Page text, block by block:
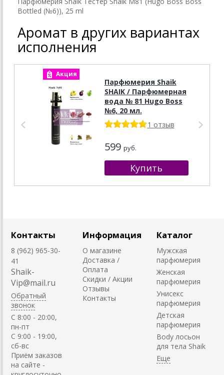
Bottled (№6)), 25 ml
Аромат в других вариантах
исполнения
Акция
Парфюмерия Shaik
SHAIK / Парфюмерная
вода № 81 Hugo Boss
№6, 20 мл.
1 отзыв
599 руб.
Контакты
8 (962) 965-30-
41
Shaik-
Vip@mail.ru
Обратный
звонок
C 8:00 - 20:00,
пн-пт
С 9:00 - 19:00,
сб-вс
Приём заказов
на сайте -
Информация
О магазине
Доставка /
Оплата
Скидки / Акции
Отзывы
Контакты
Каталог
Мужская
парфюмерия
Женская
парфюмерия
Унисекс
парфюмерия
Детская
парфюмерия
Body лосьон
для тела Shaik